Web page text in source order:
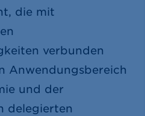
die mit
verbunden
Anwendungsbereich
und der
delegierten